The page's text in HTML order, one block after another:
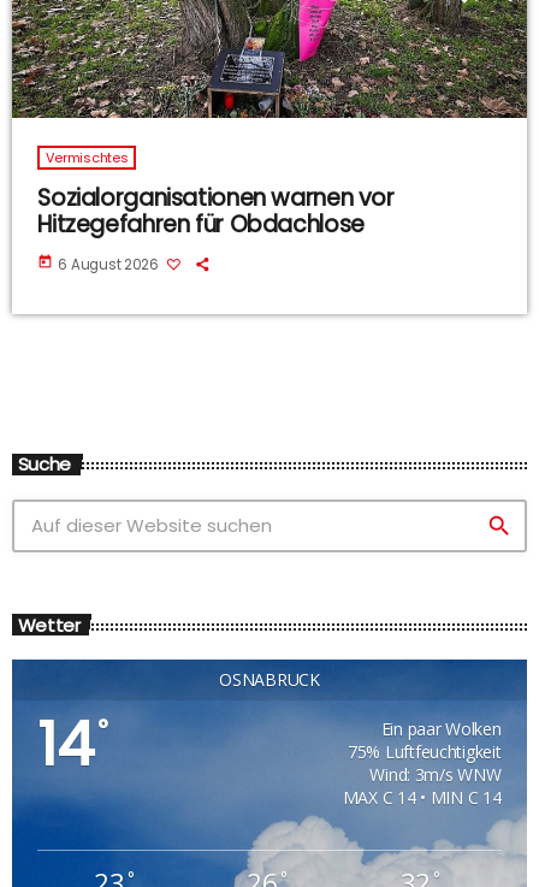
Vermischtes
Sozialorganisationen warnen vor
Hitzegefahren für Obdachlose
today 6 August 2026
Suche
search
Wetter
OSNABRÜCK
14°
Ein paar Wolken
75% Luftfeuchtigkeit
Wind: 3m/s WNW
MAX C 14 • MIN C 14
° ° °